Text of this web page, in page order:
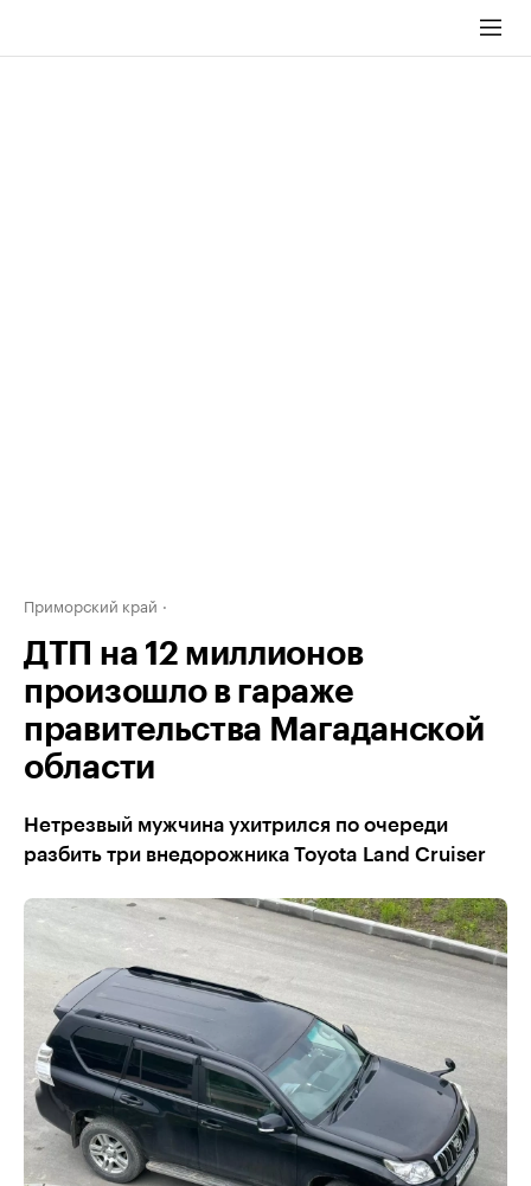
Приморский край
ДТП на 12 миллионов
произошло в гараже
правительства Магаданской
области
Нетрезвый мужчина ухитрился по очереди
разбить три внедорожника Toyota Land Cruiser